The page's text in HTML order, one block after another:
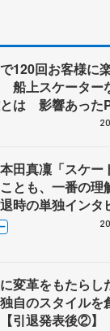
120回お客様に
船上スケーター
は 影響あった
松永さんの存在
本田真凜「スケー
とも、一番の理
時の単独インタ
技人生や家族、
夢…
変革をもたらし
自のスタイルを
引退発表後②】